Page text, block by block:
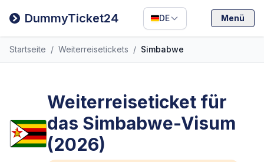
DummyTicket24 DE
Filipino
Deutsch
Español
Menü
Startseite / Weiterreisetickets / Simbabwe
Weiterreiseticket für
das Simbabwe-Visum
(2026)